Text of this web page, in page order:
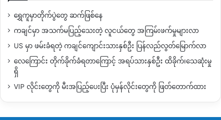
ရွှေကူမှာတိုက်ပွဲတွေ ဆက်ဖြစ်နေ
ကချင်မှာ အသက်မပြည့်သေးတဲ့ လူငယ်တွေ အကြမ်းဖက်မှုများလာ
US မှာ ဖမ်းခံရတဲ့ ကချင်ကျောင်းသားနှစ်ဦး ပြန်လည်လွတ်မြောက်လာ
လေကြောင်း တိုက်ခိုက်ခံရတာကြောင့် အရပ်သားနှစ်ဦး ထိခိုက်၊သေဆုံးမှု
ရှိ
VIP လိုင်းတွေကို မီးအပြည့်ပေးပြီး ပုံမှန်လိုင်းတွေကို ဖြတ်တောက်ထား